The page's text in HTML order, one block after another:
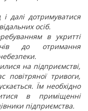
далі дотримуватися
осіб.
в укритті
до отримання
на підприємстві,
повітряної тривоги,
Їм необхідно
в приміщенні
підприємства.